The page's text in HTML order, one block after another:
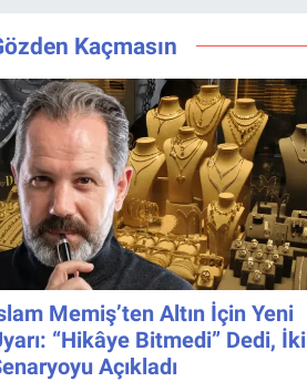
Kaçmasın
Memiş’ten Altın İçin Yeni
“Hikâye Bitmedi” Dedi, İki
Açıkladı